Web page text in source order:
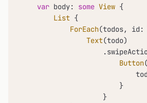
var body: some View {
List {
ForEach(todos,
Text(todo)
Button(
                        }
                    }